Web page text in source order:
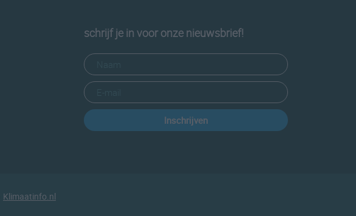
schrijf je in voor onze nieuwsbrief!
Inschrijven
Klimaatinfo.nl